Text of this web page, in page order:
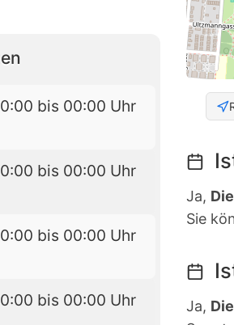
bis 00:00 Uhr
bis 00:00 Uhr
bis 00:00 Uhr
bis 00:00 Uhr
Ja,
Sie
Ja,